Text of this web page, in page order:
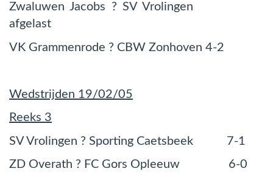
Zwaluwen Jacobs ? SV Vrolingen
afgelast
VK Grammenrode ? CBW Zonhoven 4-2
Wedstrijden 19/02/05
Reeks 3
SV Vrolingen ? Sporting Caetsbeek 7-1
ZD Overath ? FC Gors Opleeuw 6-0